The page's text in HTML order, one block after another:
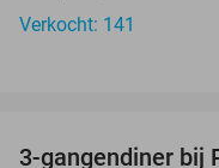
Verkocht: 141
3-gangendiner bij